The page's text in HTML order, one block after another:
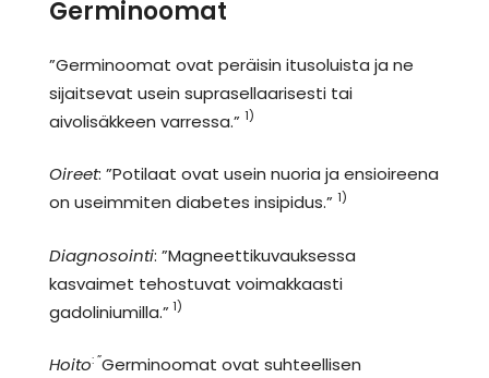
Germinoomat
”Germinoomat ovat peräisin itusoluista ja ne
sijaitsevat usein suprasellaarisesti tai
aivolisäkkeen varressa.” 1)
Oireet: ”Potilaat ovat usein nuoria ja ensioireena
on useimmiten diabetes insipidus.” 1)
Diagnosointi: ”Magneettikuvauksessa
kasvaimet tehostuvat voimakkaasti
gadoliniumilla.” 1)
Hoito: ”Germinoomat ovat suhteellisen